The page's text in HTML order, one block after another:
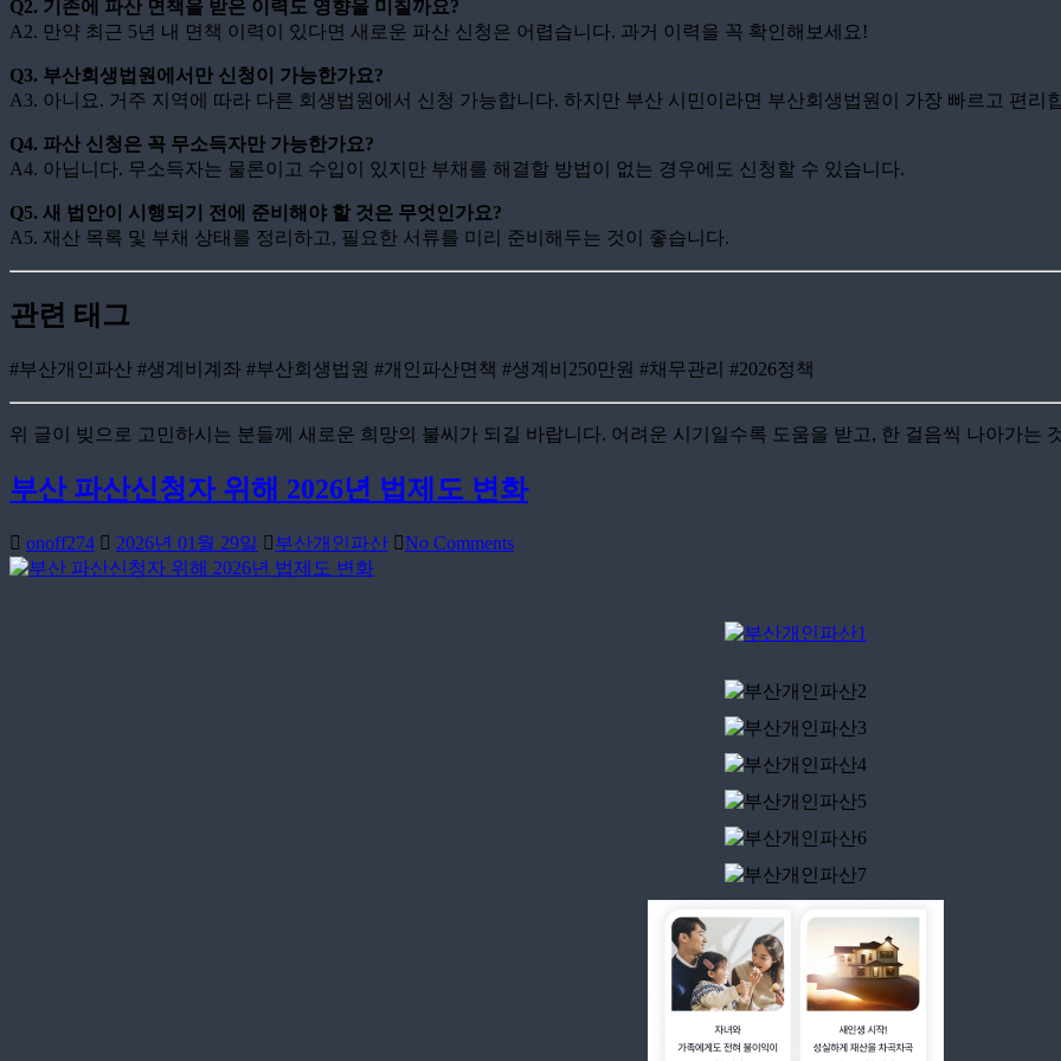
Q2. 기존에 파산 면책을 받은 이력도 영향을 미칠까요?
A2. 만약 최근 5년 내 면책 이력이 있다면 새로운 파산 신청은 어렵습니다. 과거 이력을 꼭 확인해보세요!
Q3. 부산회생법원에서만 신청이 가능한가요?
A3. 아니요. 거주 지역에 따라 다른 회생법원에서 신청 가능합니다. 하지만 부산 시민이라면 부산회생법원이 가장 빠르고 편리
Q4. 파산 신청은 꼭 무소득자만 가능한가요?
A4. 아닙니다. 무소득자는 물론이고 수입이 있지만 부채를 해결할 방법이 없는 경우에도 신청할 수 있습니다.
Q5. 새 법안이 시행되기 전에 준비해야 할 것은 무엇인가요?
A5. 재산 목록 및 부채 상태를 정리하고, 필요한 서류를 미리 준비해두는 것이 좋습니다.
관련 태그
#부산개인파산 #생계비계좌 #부산회생법원 #개인파산면책 #생계비250만원 #채무관리 #2026정책
위 글이 빚으로 고민하시는 분들께 새로운 희망의 불씨가 되길 바랍니다. 어려운 시기일수록 도움을 받고, 한 걸음씩 나아가는
부산 파산신청자 위해 2026년 법제도 변화
onoff274 2026년 01월 29일 부산개인파산 No Comments